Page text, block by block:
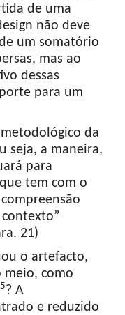
de uma
não deve
um somatório
mas ao
dessas
para um
da
seja, a maneira,
para
tem com o
21)
o artefacto,
meio, como
? A
e reduzido